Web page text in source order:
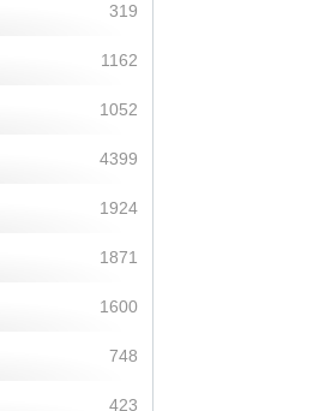
319
1162
1052
4399
1924
1871
1600
748
423